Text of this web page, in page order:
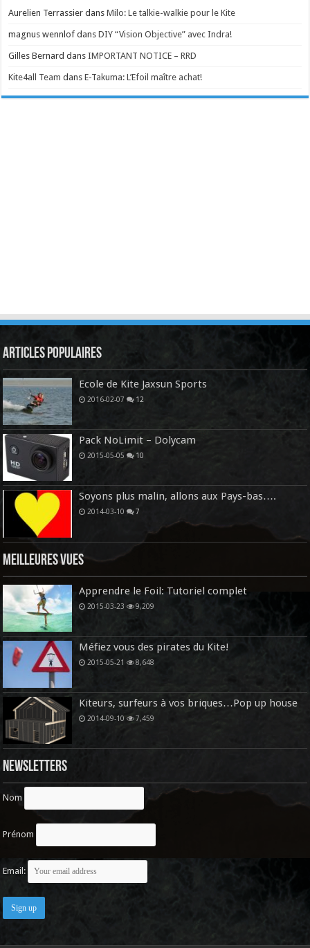
Aurelien Terrassier dansMilo: Le talkie-walkie pour le Kite
magnus wennlof dansDIY “Vision Objective” avec Indra!
Gilles Bernard dansIMPORTANT NOTICE – RRD
Kite4all Team dansE-Takuma: L’Efoil maître achat!
Articles Populaires
Ecole de Kite Jaxsun Sports
2016-02-07 12
Pack NoLimit – Dolycam
2015-05-05 10
Soyons plus malin, allons aux Pays-bas….
2014-03-10 7
Meilleures vues
Apprendre le Foil: Tutoriel complet
2015-03-23 9,209
Méfiez vous des pirates du Kite!
2015-05-21 8,648
Kiteurs, surfeurs à vos briques…Pop up house
2014-09-10 7,459
Newsletters
Nom
Prénom
Email: